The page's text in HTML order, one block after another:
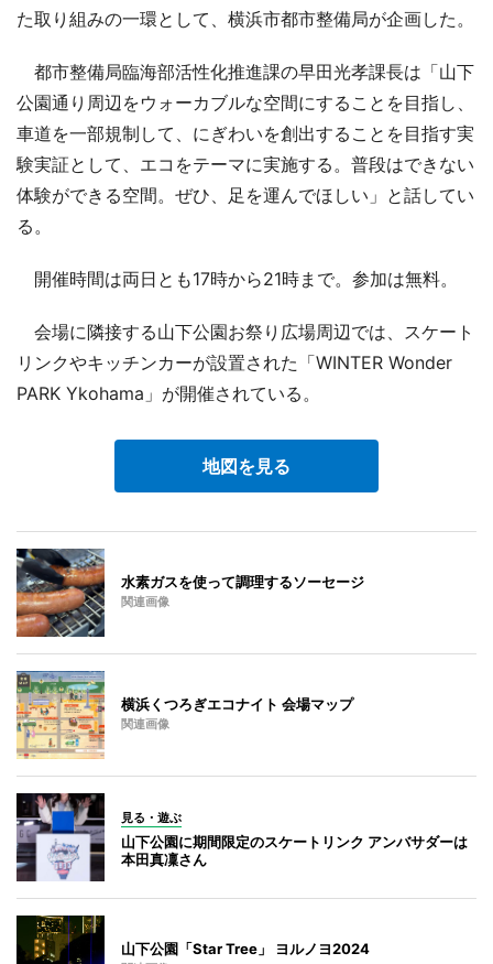
た取り組みの一環として、横浜市都市整備局が企画した。
都市整備局臨海部活性化推進課の早田光孝課長は「山下
公園通り周辺をウォーカブルな空間にすることを目指し、
車道を一部規制して、にぎわいを創出することを目指す実
験実証として、エコをテーマに実施する。普段はできない
体験ができる空間。ぜひ、足を運んでほしい」と話してい
る。
開催時間は両日とも17時から21時まで。参加は無料。
会場に隣接する山下公園お祭り広場周辺では、スケート
リンクやキッチンカーが設置された「WINTER Wonder
PARK Ykohama」が開催されている。
地図を見る
水素ガスを使って調理するソーセージ
関連画像
横浜くつろぎエコナイト 会場マップ
関連画像
見る・遊ぶ
山下公園に期間限定のスケートリンク アンバサダーは
本田真凜さん
山下公園「Star Tree」 ヨルノヨ2024